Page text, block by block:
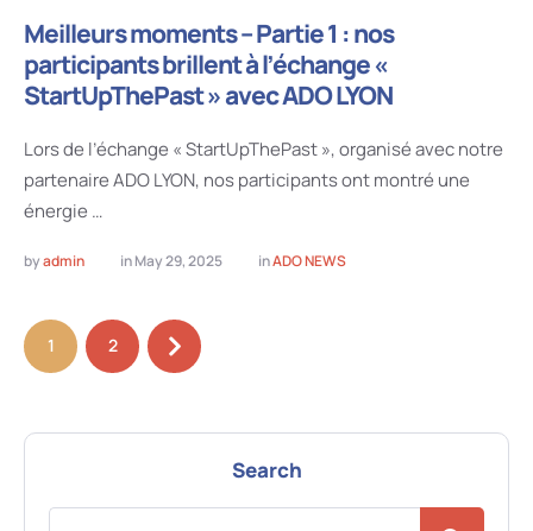
Meilleurs moments – Partie 1 : nos
participants brillent à l’échange «
StartUpThePast » avec ADO LYON
Lors de l’échange « StartUpThePast », organisé avec notre
partenaire ADO LYON, nos participants ont montré une
énergie …
by admin in May 29, 2025 in ADO NEWS
1 2
Search